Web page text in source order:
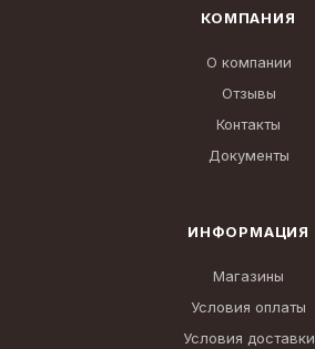
КОМПАНИЯ
О компании
Отзывы
Контакты
Документы
ИНФОРМАЦИЯ
Магазины
Условия оплаты
Условия доставки